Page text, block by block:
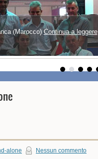
(Marocco)Continua a leggere
alone Nessun commento